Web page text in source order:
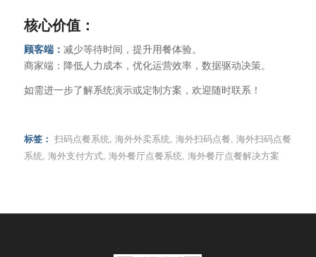
‌核心价值‌：
‌顾客端‌： 减少等待时间，提升用餐体验。
‌商家端‌：降低人力成本，优化运营效率，数据驱动决策。
如需进一步了解系统演示或定制方案，欢迎随时联系！
标签： 扫码点餐系统, 海外外卖系统, 海外扫码点餐, 海外扫码点餐
系统, 海外支付方式, 海外餐厅点餐系统, 海外餐厅点餐解决方案